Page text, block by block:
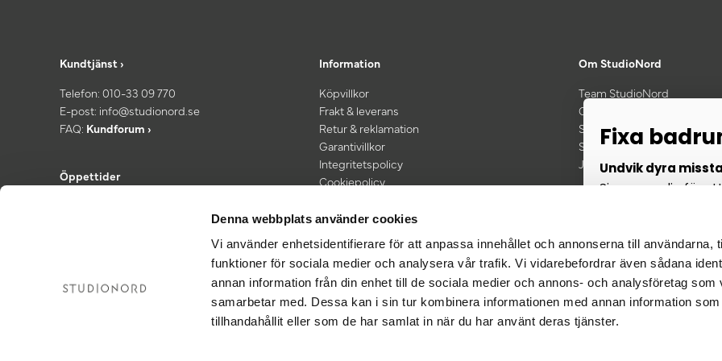
Denna webbplats använder cookies
Vi använder enhetsidentifierare för att anpassa innehållet och annonserna till användarna,
funktioner för sociala medier och analysera vår trafik. Vi vidarebefordrar även sådana
annan information från din enhet till de sociala medier och annons- och analysföretag som
samarbetar med. Dessa kan i sin tur kombinera informationen med annan information
tillhandahållit eller som de har samlat in när du har använt deras tjänster.
Kundtjänst ›
Telefon:010-33 09 770
E-post: info@studionord.se
FAQ: Kundforum ›
Öppettider
Showroom: Fredagar 13.00–16:30
Information
Köpvillkor
Frakt & leverans
Retur & reklamation
Garantivillkor
Integritetspolicy
Cookiepolicy
Om StudioNord
Team StudioNord
Om oss
Showroom
Samarbeten
Jobba hos oss
Fixa
Undvik dyra
Signa upp dig för